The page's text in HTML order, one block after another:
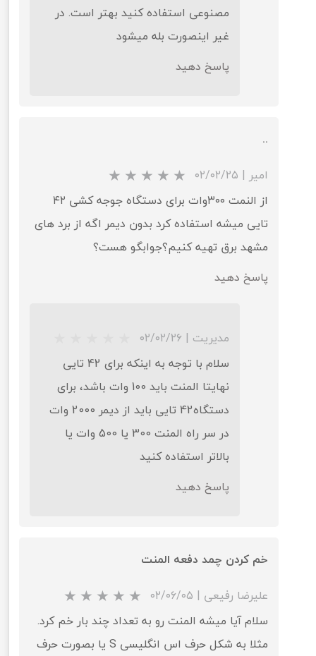
★★
مصنوعی استفاده کنید بهتر است. در
غیر اینصورت بله میشود
پاسخ دهید
..
امیر | ۰۲/۰۲/۲۵
از النمت ۳۰۰وات برای دستگاه جوجه کشی ۴۲
تایی میشه استفاده کرد بدون دیمر اگه از برد های
مشهد برق تهیه کنیم؟جوابگو هست؟
پاسخ دهید
مدیریت | ۰۲/۰۲/۲۶
سلام با توجه به اینکه برای 42 تایی
نهایتا المنت باید 100 وات باشد، برای
دستگاه42 تایی باید از دیمر 2000 وات
در سر راه المنت 300 یا 500 وات یا
بالاتر استفاده کنید
پاسخ دهید
خم کردن چمد دفعه المنت
علیرضا رفیعی | ۰۲/۰۶/۰۵
سلام آیا میشه المنت رو به تعداد چند بار خم کرد.
مثلا به شکل حرف اس انگلیسی S یا بصورت حرف